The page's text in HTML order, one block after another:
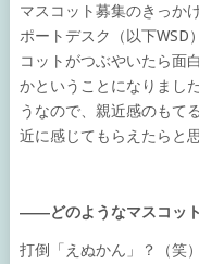
マスコット募集のきっか
ポートデスク（以下WSD
コットがつぶやいたら面
かということになりまし
うなので、親近感のもて
近に感じてもらえたらと
――どのようなマスコッ
打倒「えぬかん」？（笑